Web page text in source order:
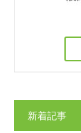
新着記事